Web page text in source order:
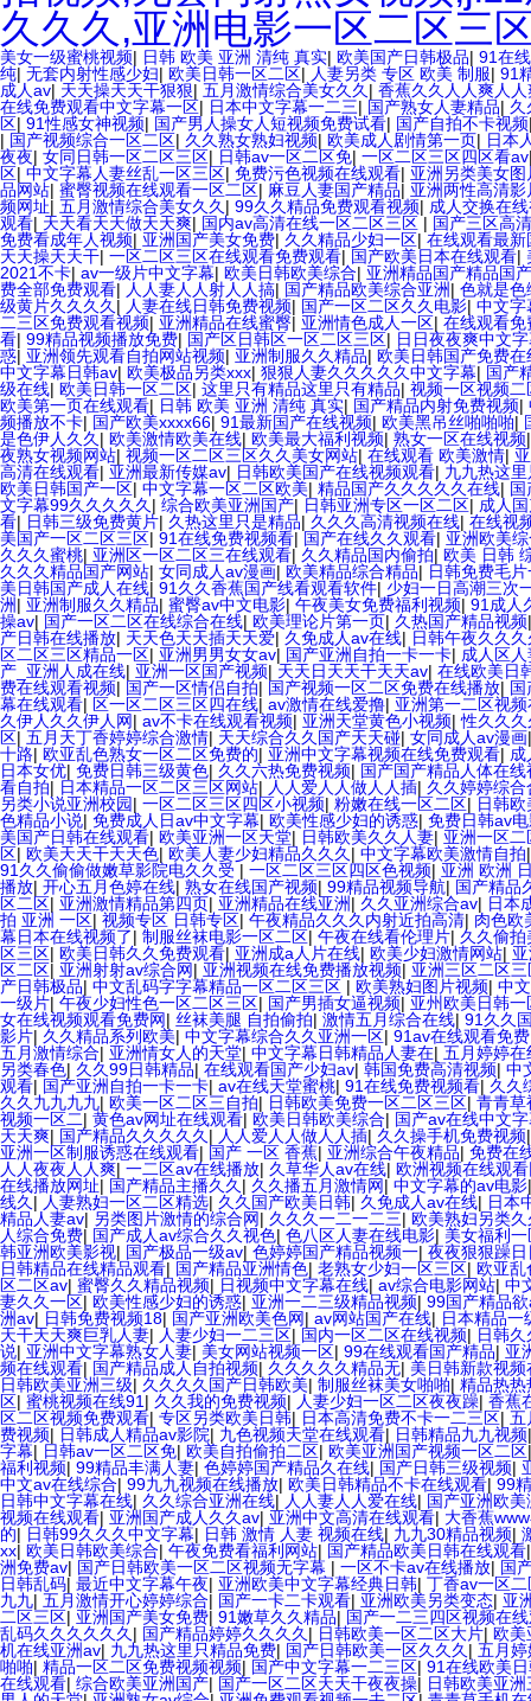
久久久,亚洲电影一区二区三
美女一级蜜桃视频| 日韩 欧美 亚洲 清纯 真实| 欧美国产日韩极品| 91在
纯| 无套内射性感少妇| 欧美日韩一区二区| 人妻另类 专区 欧美 制服| 91
成人av| 天天操天天干狠狠| 五月激情综合美女久久 | 香蕉久久人人爽人
在线免费观看中文字幕一区| 日本中文字幕一二三| 国产熟女人妻精品| 久
区| 91性感女神视频| 国产男人操女人短视频免费试看| 国产自拍不卡视频
| 国产视频综合一区二区| 久久熟女熟妇视频| 欧美成人剧情第一页| 日本
夜夜| 女同日韩一区二区三区| 日韩av一区二区免| 一区二区三区四区看av
区| 中文字幕人妻丝乱一区三区| 免费污色视频在线观看| 亚洲另类美女图
品网站| 蜜臀视频在线观看一区二区| 麻豆人妻国产精品| 亚洲两性高清影
频网址| 五月激情综合美女久久 | 99久久精品免费观看视频| 成人交换在
观看| 天天看天天做天天爽| 国内av高清在线一区二区三区 | 国产三区高
免费看成年人视频| 亚洲国产美女免费| 久久精品少妇一区| 在线观看最新
天天操天天干| 一区二区三区在线观看免费观看| 国产欧美日本在线观看|
2021不卡| av一级片中文字幕| 欧美日韩欧美综合| 亚洲精品国产精品国产
费全部免费观看| 人人妻人人射人人搞| 国产精品欧美综合亚洲| 色就是色
级黄片久久久久 | 人妻在线日韩免费视频| 国产一区二区久久电影| 中文字
二三区免费观看视频| 亚洲精品在线蜜臀| 亚洲情色成人一区| 在线观看免
看| 99精品视频播放免费| 国产区日韩区一区二区三区| 日日夜夜爽中文
惑| 亚洲领先观看自拍网站视频| 亚洲制服久久精品| 欧美日韩国产免费
中文字幕日韩av| 欧美极品另类xxx| 狠狠人妻久久久久久中文字幕| 国产
级在线| 欧美日韩一区二区| 这里只有精品这里只有精品| 视频一区视频二
欧美第一页在线观看| 日韩 欧美 亚洲 清纯 真实| 国产精品内射免费视频|
频播放不卡| 国产欧美xxxx66| 91最新国产在线视频| 欧美黑吊丝啪啪啪|
是色伊人久久 | 欧美激情欧美在线| 欧美最大福利视频| 熟女一区在线视频
夜熟女视频网站| 视频一区二区三区久久美女网站| 在线观看 欧美激情|
高清在线观看| 亚洲最新传媒av| 日韩欧美国产在线视频观看| 九九热这
欧美日韩国产一区| 中文字幕一区二区欧美| 精品国产久久久久久在线| 国
文字幕99久久久久久 | 综合欧美亚洲国产| 日韩亚洲专区一区二区| 成人
看| 日韩三级免费黄片| 久热这里只是精品| 久久久高清视频在线| 在线视
美国产一区二区三区| 91在线免费视频看| 国产在线久久观看| 亚洲欧美
久久久蜜桃| 亚洲区一区二区三在线观看| 久久精品国内偷拍| 欧美 日韩
久久久精品国产网站| 女同成人av漫画| 欧美精品综合精品| 日韩免费毛
美日韩国产成人在线| 91久久香蕉国产线看观看软件| 少妇一日高潮三次
洲| 亚洲制服久久精品| 蜜臀av中文电影| 午夜美女免费福利视频| 91成人
操av| 国产一区二区在线综合在线| 欧美理论片第一页| 久热国产精品视频
产日韩在线播放| 天天色天天插天天爱| 久免成人av在线| 日韩午夜久久
区二区三区精品一区| 亚洲男男女女av| 国产亚洲自拍一卡一卡| 成人区
产_亚洲人成在线| 亚洲一区国产视频| 天天日天天干天天av| 在线欧美日
费在线观看视频| 国产一区情侣自拍| 国产视频一区二区免费在线播放| 国
幕在线观看| 区一区二区三区四在线| av激情在线爱撸| 亚洲第一二区视
久伊人久久伊人网| av不卡在线观看视频| 亚洲天堂黄色小视频|性久久
区| 五月天丁香婷婷综合激情| 天天综合久久国产天天碰| 女同成人av漫画
十路| 欧亚乱色熟女一区二区免费的| 亚洲中文字幕视频在线免费观看| 成
日本女优| 免费日韩三级黄色| 久久六热免费视频| 国产国产精品人体在线
看自拍| 日本精品一区二区三区网站| 人人爱人人做人人插| 久久婷婷综
另类小说亚洲校园| 一区二区三区四区小视频| 粉嫩在线一区二区| 日韩
色精品小说| 免费成人日av中文字幕| 欧美性感少妇的诱惑| 免费日韩av
美国产日韩在线观看| 欧美亚洲一区天堂| 日韩欧美久久人妻| 亚洲一区二
区| 欧美天天干天天色| 欧美人妻少妇精品久久久 | 中文字幕欧美激情自拍
91久久偷偷做嫩草影院电久久受 | 一区二区三区四区色视频| 亚洲 欧洲
播放| 开心五月色婷在线| 熟女在线国产视频| 99精品视频导航| 国产精品
区二区| 亚洲激情精品第四页| 亚洲精品在线亚洲| 久久亚洲综合av| 日本
拍 亚洲 一区| 视频专区 日韩专区| 午夜精品久久久内射近拍高清| 肉色欧
幕日本在线视频了| 制服丝袜电影一区二区| 午夜在线看伦理片| 久久偷
区三区| 欧美日韩久久免费观看| 亚洲成a人片在线| 欧美少妇激情网站|
区二区| 亚洲射射av综合网| 亚洲视频在线免费播放视频| 亚洲三区二区
产日韩极品| 中文乱码字字幕精品一区二区三区 | 欧美熟妇图片视频| 中
一级片| 午夜少妇性色一区二区三区| 国产男插女逼视频| 亚州欧美日韩一
女在线视频观看免费网| 丝袜美腿 自拍偷拍| 激情五月综合在线| 91久久
影片| 久久精品系列欧美| 中文字幕综合久久亚洲一区| 91av在线观看免费
五月激情综合| 亚洲情女人的天堂| 中文字幕日韩精品人妻在| 五月婷婷在
另类春色| 久久99日韩精品| 在线观看国产少妇av| 韩国免费高清视频| 中
观看| 国产亚洲自拍一卡一卡| av在线天堂蜜桃| 91在线免费视频看| 久久
久久九九九九| 欧美一区二区三自拍| 日韩欧美免费一区二区三区| 青青草
视频一区二| 黄色av网址在线观看| 欧美日韩欧美综合| 国产av在线中文
天天爽| 国产精品久久久久久 | 人人爱人人做人人插| 久久操手机免费视频
亚洲一区制服诱惑在线观看| 国产 一区 香蕉| 亚洲综合午夜精品| 免费在
人人夜夜人人爽| 一二区av在线播放| 久草华人av在线| 欧洲视频在线观
在线播放网址| 国产精品主播久久 | 久久播五月激情网| 中文字幕的av电影
线久 | 人妻熟妇一区二区精选| 久久国产欧美日韩| 久免成人av在线| 日本
精品人妻av| 另类图片激情的综合网| 久久久一二一二三| 欧美熟妇另类
人综合免费| 国产成人av综合久久视色| 色八区人妻在线电影| 美女福利
韩亚洲欧美影视| 国产极品一级av| 色婷婷国产精品视频一| 夜夜狠狠躁
日韩精品在线精品观看| 国产精品亚洲情色| 老熟女少妇一区三区| 欧亚乱
区二区av| 蜜臀久久精品视频| 日视频中文字幕在线| av综合电影网站| 中
妻久久一区| 欧美性感少妇的诱惑| 亚洲一二三级精品视频| 99国产精品
洲av| 日韩免费视频18| 国产亚洲欧美色网| av网站国产在线| 日本精品一
天干天天爽巨乳人妻| 人妻少妇一二三区| 国内一区二区在线视频| 日韩
说| 亚洲中文字幕熟女人妻| 美女网站视频一区| 99在线观看国产精品| 亚
频在线观看| 国产精品成人自拍视频| 久久久久久精品无| 美日韩新款视频
日韩欧美亚洲三级| 久久久久国产日韩欧美| 制服丝袜美女啪啪| 精品热热
区| 蜜桃视频在线91 | 久久我的免费视频| 人妻少妇一区二区夜夜躁| 香蕉
区二区视频免费观看| 专区另类欧美日韩| 日本高清免费不卡一二三区| 五
费视频| 日韩成人精品av影院| 九色视频天堂在线观看| 日韩精品九九视频
字幕| 日韩av一区二区免| 欧美自拍偷拍二区| 欧美亚洲国产视频一区二区
福利视频| 99精品丰满人妻| 色婷婷国产精品久在线| 国产日韩三级视频|
中文av在线综合| 99九九视频在线播放| 欧美日韩精品不卡在线观看| 99
日韩中文字幕在线| 久久综合亚洲在线| 人人妻人人爱在线| 国产亚洲欧美
视频在线观看| 亚洲国产成人久久av| 亚洲中文高清在线观看| 大香蕉
的| 日韩99久久久中文字幕| 日韩 激情 人妻 视频在线| 九九30精品视频|
xx| 欧美日韩欧美综合| 午夜免费看福利网站| 国产精品欧美日韩在线观看
洲免费av| 国产日韩欧美一区二区视频无字幕 | 一区不卡av在线播放| 国
日韩乱码| 最近中文字幕午夜| 亚洲欧美中文字幕经典日韩| 丁香av一区二
九九| 五月激情开心婷婷综合| 国产一卡二卡观看| 亚洲欧美另类变态| 亚
二区三区| 亚洲国产美女免费| 91嫩草久久精品| 国产一二三四区视频在
乱码久久久久久久 | 国产精品婷婷久久久久 | 日韩欧美一区二区大片| 欧美
机在线亚洲av| 九九热这里只精品免费| 国产日韩欧美一区久久久 | 五月
啪啪| 精品一区二区免费视频视频| 国产中文字幕一二三区| 91在线欧美
在线观看| 综合欧美亚洲国产| 国产一区二区天天干夜夜操| 日韩欧美亚洲